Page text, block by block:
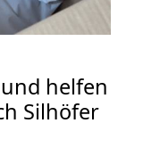
helfen
Silhöfer